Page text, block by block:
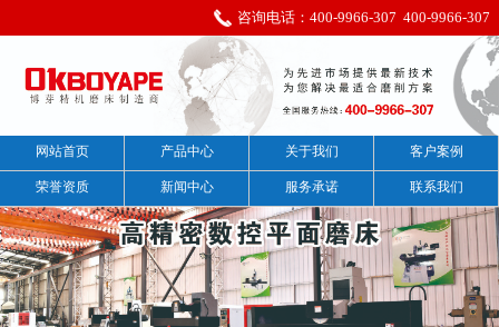
咨询电话： 400-9966-307 400-9966-307
网站首页 产品中心 关于我们 客户案例
荣誉资质 新闻中心 服务承诺 联系我们